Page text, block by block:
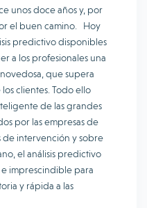
unos doce años y, por
el buen camino. Hoy
predictivo disponibles
a los profesionales una
que supera
clientes. Todo ello
de las grandes
por las empresas de
de intervención y sobre
el análisis predictivo
imprescindible para
y rápida a las